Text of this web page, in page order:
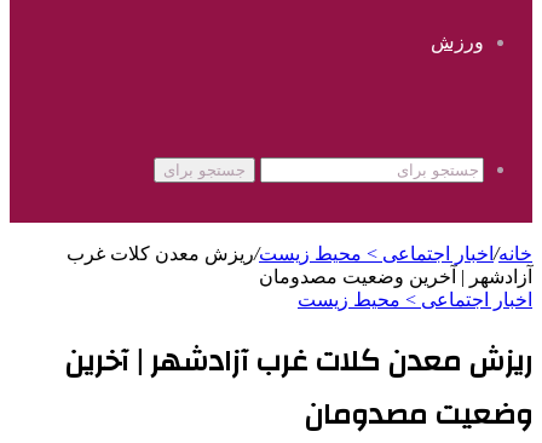
ورزش
جستجو برای
خانه/ اخبار اجتماعی > محیط زیست/ریزش معدن کلات غرب
آزادشهر | آخرین وضعیت مصدومان
اخبار اجتماعی > محیط زیست
ریزش معدن کلات غرب آزادشهر | آخرین
وضعیت مصدومان